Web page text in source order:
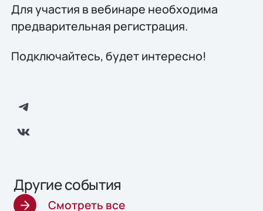
Для участия в вебинаре необходима
предварительная регистрация.
Подключайтесь, будет интересно!
Другие события
Смотреть все